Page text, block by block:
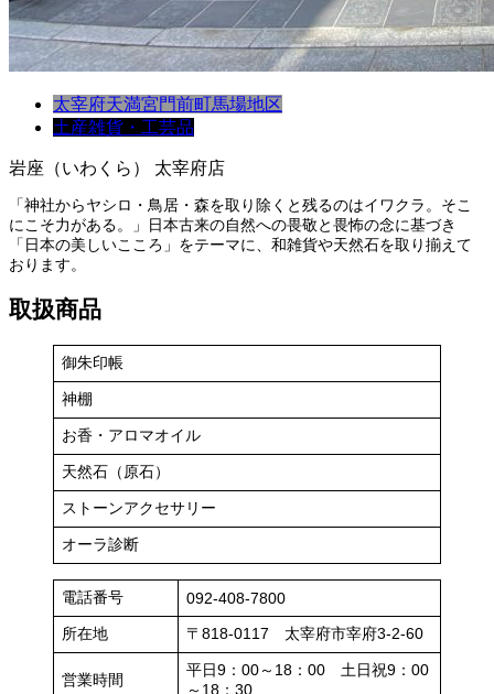
太宰府天満宮門前町馬場地区
土産雑貨・工芸品
岩座（いわくら） 太宰府店
「神社からヤシロ・鳥居・森を取り除くと残るのはイワクラ。そこ
にこそ力がある。」日本古来の自然への畏敬と畏怖の念に基づき
「日本の美しいこころ」をテーマに、和雑貨や天然石を取り揃えて
おります。
取扱商品
御朱印帳
神棚
お香・アロマオイル
天然石（原石）
ストーンアクセサリー
オーラ診断
電話番号
092-408-7800
所在地
〒818-0117 太宰府市宰府3-2-60
営業時間
平日9：00～18：00 土日祝9：00
～18：30